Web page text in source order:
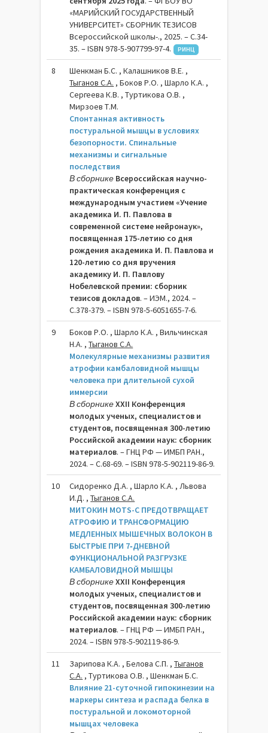
«МАРИЙСКИЙ ГОСУДАРСТВЕННЫЙ
УНИВЕРСИТЕТ» СБОРНИК ТЕЗИСОВ
Всероссийской школы-., 2025. – C.34-
35. – ISBN 978-5-907799-97-4.
РИНЦ
8
Шенкман Б.С. , Калашников В.Е. ,
Тыганов С.А. , Боков Р.О. , Шарло К.А. ,
Сергеева К.В. , Туртикова О.В. ,
Мирзоев Т.М.
Спонтанная активность
постуральной мышцы в условиях
безопорности. Спинальные
механизмы и сигнальные
последствия
В сборнике Всероссийская научно-
практическая конференция с
международным участием «Учение
академика И. П. Павлова в
современной системе нейронаук»,
посвященная 175-летию со дня
рождения академика И. П. Павлова и
120-летию со дня вручения
академику И. П. Павлову
Нобелевской премии: сборник
тезисов докладов. – ИЭМ., 2024. –
C.378-379. – ISBN 978-5-6051655-7-6.
9
Боков Р.О. , Шарло К.А. , Вильчинская
Н.А. ,Тыганов С.А.
Молекулярные механизмы развития
атрофии камбаловидной мышцы
человека при длительной сухой
иммерсии
В сборникеXXII Конференция
молодых ученых, специалистов и
студентов, посвященная 300-летию
Российской академии наук: сборник
материалов. – ГНЦ РФ — ИМБП РАН.,
2024. – C.68-69. – ISBN 978-5-902119-86-9.
10
Сидоренко Д.А. , Шарло К.А. , Львова
И.Д. ,Тыганов С.А.
МИТОКИН MОTS-C ПРЕДОТВРАЩАЕТ
АТРОФИЮ И ТРАНСФОРМАЦИЮ
МЕДЛЕННЫХ МЫШЕЧНЫХ ВОЛОКОН В
БЫСТРЫЕ ПРИ 7‑ДНЕВНОЙ
ФУНКЦИОНАЛЬНОЙ РАЗГРУЗКЕ
КАМБАЛОВИДНОЙ МЫШЦЫ
В сборникеXXII Конференция
молодых ученых, специалистов и
студентов, посвященная 300-летию
Российской академии наук: сборник
материалов. – ГНЦ РФ — ИМБП РАН.,
2024. – ISBN 978-5-902119-86-9.
11 Зарипова К.А. , Белова С.П. ,Тыганов
С.А. , Туртикова О.В. , Шенкман Б.С.
Влияние 21-суточной гипокинезии на
маркеры синтеза и распада белка в
постуральной и локомоторной
мышцах человека